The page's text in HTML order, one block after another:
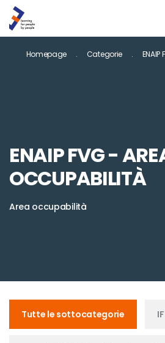
Homepage Categorie
ENAIP FVG -
OCCUPABILITÀ
Area occupabilità
Tutte le sottocategorie